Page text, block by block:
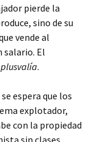
pierde la
sino de su
vende al
salario. El
plusvalía.
espera que los
explotador,
con la propiedad
sin clases,